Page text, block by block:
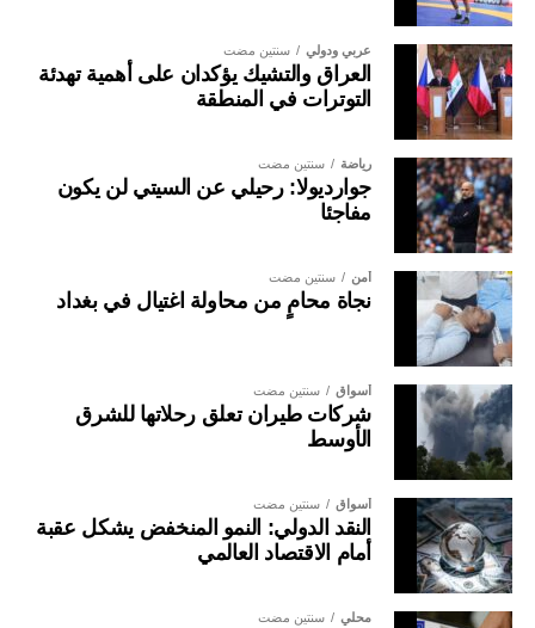
عربي ودولي سنتين مضت
العراق والتشيك يؤكدان على أهمية تهدئة
التوترات في المنطقة
رياضة سنتين مضت
جوارديولا: رحيلي عن السيتي لن يكون
مفاجئا
أمن سنتين مضت
نجاة محامٍ من محاولة اغتيال في بغداد
أسواق سنتين مضت
شركات طيران تعلق رحلاتها للشرق
الأوسط
أسواق سنتين مضت
النقد الدولي: النمو المنخفض يشكل عقبة
أمام الاقتصاد العالمي
محلي سنتين مضت